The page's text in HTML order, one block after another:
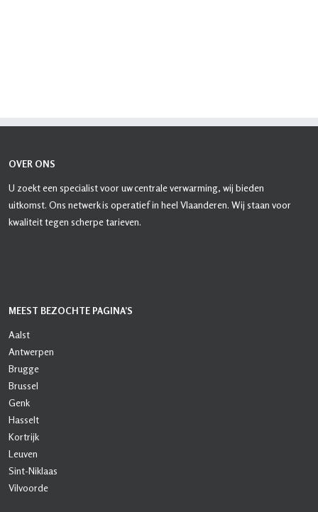
OVER ONS
U zoekt een specialist voor uw centrale verwarming, wij bieden
uitkomst. Ons netwerk is operatief in heel Vlaanderen. Wij staan voor
kwaliteit tegen scherpe tarieven.
MEEST BEZOCHTE PAGINA’S
Aalst
Antwerpen
Brugge
Brussel
Genk
Hasselt
Kortrijk
Leuven
Sint-Niklaas
Vilvoorde